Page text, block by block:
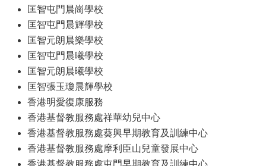
匡智屯門晨崗學校
匡智屯門晨輝學校
匡智元朗晨樂學校
匡智屯門晨曦學校
匡智元朗晨曦學校
匡智張玉瓊晨輝學校
香港明愛復康服務
香港基督教服務處祥華幼兒中心
香港基督教服務處葵興早期教育及訓練中心
香港基督教服務處摩利臣山兒童發展中心